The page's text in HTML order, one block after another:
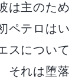
は主のため
ペテロはい
スについて
それは堕落